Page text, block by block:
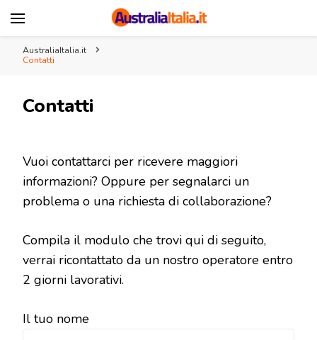
AustraliaItalia.it
Associazione Italia Australia
AustraliaItalia.it
Contatti
Contatti
Vuoi contattarci per ricevere maggiori
informazioni? Oppure per segnalarci un
problema o una richiesta di collaborazione?
Compila il modulo che trovi qui di seguito,
verrai ricontattato da un nostro operatore entro
2 giorni lavorativi.
Il tuo nome